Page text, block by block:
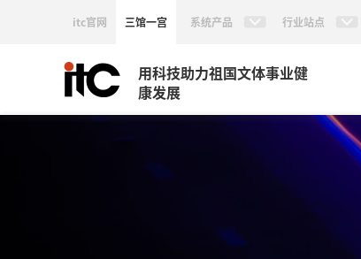
itc官网 三馆一宫 系统产品 行业站点
用科技助力祖国文体事业健
康发展